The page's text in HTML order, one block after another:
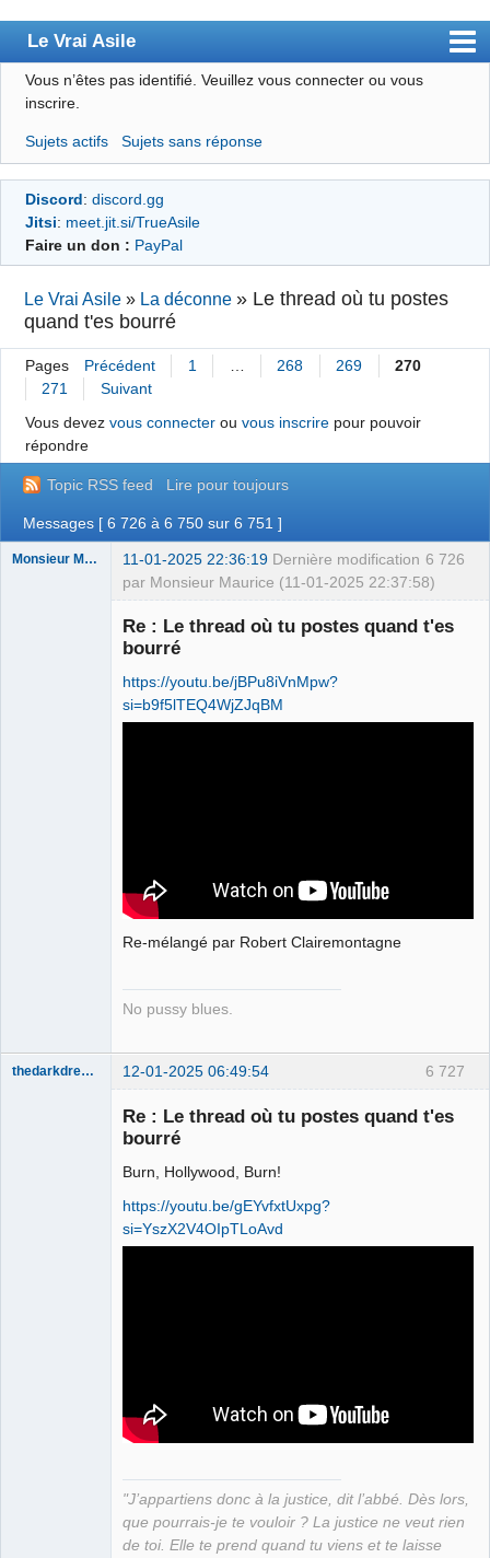
Le Vrai Asile
Accueil
Forum
Membres
Règles
S’inscrire
Connexion
Vous n’êtes pas identifié. Veuillez vous connecter ou vous
inscrire.
Sujets actifs Sujets sans réponse
Discord: discord.gg
Jitsi: meet.jit.si/TrueAsile
Faire un don : PayPal
Le Vrai Asile » La déconne » Le thread où tu postes
quand t'es bourré
Pages Précédent 1 … 268 269
270
271
Suivant
Vous devez vous connecterou vous inscrirepour pouvoir
répondre
Topic RSS feed Lire pour toujours
Messages [ 6 726 à 6 750 sur 6 751 ]
6 726
Monsieur Maurice 11-01-2025 22:36:19 Dernière modification
par Monsieur Maurice (11-01-2025 22:37:58)
Re : Le thread où tu postes quand t'es
bourré
https://youtu.be/jBPu8iVnMpw?
si=b9f5lTEQ4WjZJqBM
Re-mélangé par Robert Clairemontagne
No pussy blues.
6 727
thedarkdreamer 12-01-2025 06:49:54
Re : Le thread où tu postes quand t'es
bourré
Burn, Hollywood, Burn!
https://youtu.be/gEYvfxtUxpg?
si=YszX2V4OIpTLoAvd
"J’appartiens donc à la justice, dit l’abbé. Dès lors,
que pourrais-je te vouloir ? La justice ne veut rien
de toi. Elle te prend quand tu viens et te laisse